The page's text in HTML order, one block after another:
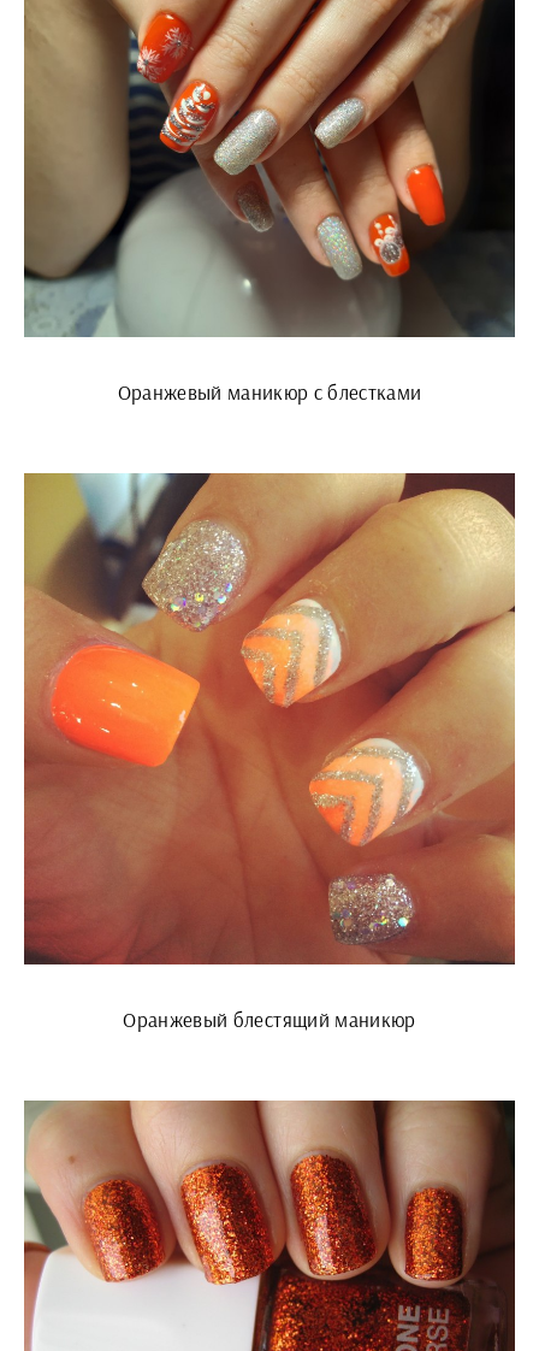
Оранжевый маникюр с блестками
Оранжевый блестящий маникюр